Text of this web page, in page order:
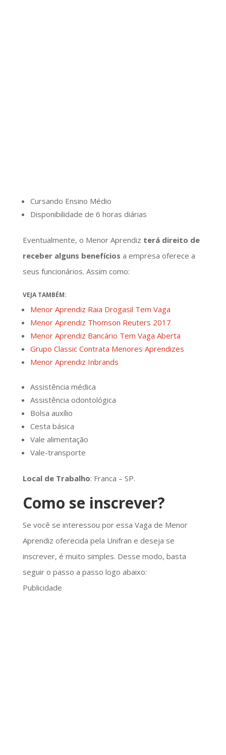
Cursando Ensino Médio
Disponibilidade de 6 horas diárias
Eventualmente, o Menor Aprendiz terá direito de
receber alguns benefícios a empresa oferece a
seus funcionários. Assim como:
VEJA TAMBÉM:
Menor Aprendiz Raia Drogasil Tem Vaga
Menor Aprendiz Thomson Reuters 2017
Menor Aprendiz Bancário Tem Vaga Aberta
Grupo Classic Contrata Menores Aprendizes
Menor Aprendiz Inbrands
Assistência médica
Assistência odontológica
Bolsa auxílio
Cesta básica
Vale alimentação
Vale-transporte
Local de Trabalho: Franca – SP.
Como se inscrever?
Se você se interessou por essa Vaga de Menor
Aprendiz oferecida pela Unifran e deseja se
inscrever, é muito simples. Desse modo, basta
seguir o passo a passo logo abaixo:
Publicidade